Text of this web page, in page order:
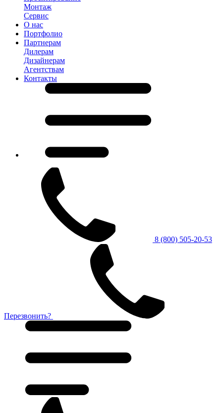
Монтаж
Сервис
О нас
Портфолио
Партнерам
Дилерам
Дизайнерам
Агентствам
Контакты
8 (800) 505-20-53
Перезвонить?